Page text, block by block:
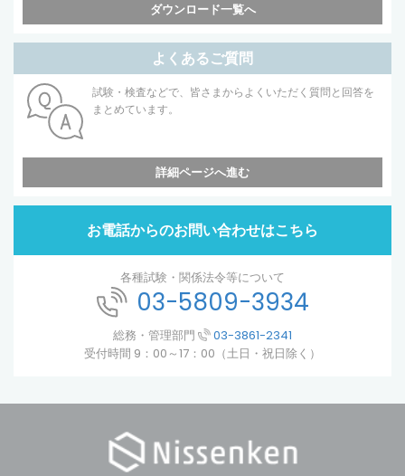
ダウンロード一覧へ
よくあるご質問
試験・検査などで、皆さまからよくいただく質問と回答を
まとめています。
詳細ページへ進む
お電話からのお問い合わせはこちら
各種試験・関係法令等について
03-5809-3934
総務・管理部門
03-3861-2341
受付時間 9：00～17：00（土日・祝日除く）